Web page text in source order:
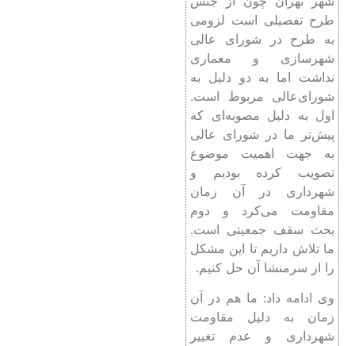
طرح تفصیلی است لزومی
به طرح در شورای عالی
شهرسازی و معماری
نداشت اما به دو دلیل به
شورای‌عالی مربوط است.
اول به دلیل مصوبه‌ای که
پیش‌تر ما در شورای عالی
به جهت اهمیت موضوع
تصویب کرده بودیم و
شهرداری در آن زمان
مقاومت می‌کرد و دوم
بحث سقف جمعیتی است.
ما تلاش داریم تا این مشکل
را از سرمنشا آن حل کنیم.
وی ادامه داد: ما هم در آن
زمان به دلیل مقاومت
شهرداری و عدم تغییر